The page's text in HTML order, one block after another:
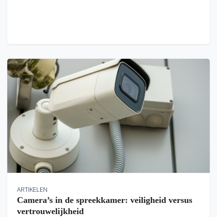
ARTIKELEN
Camera’s in de spreekkamer: veiligheid versus
vertrouwelijkheid